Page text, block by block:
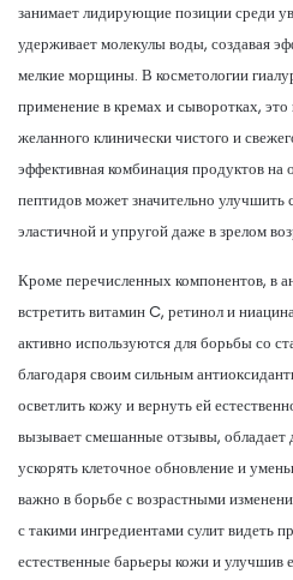
занимает лидирующие позиции среди
удерживает молекулы воды, создавая
мелкие морщины. В косметологии
применение в кремах и сыворотках,
желанного клинически чистого и
эффективная комбинация продуктов на
пептидов может значительно улучшить
эластичной и упругой даже в зрелом
Кроме перечисленных компонентов, в
встретить витамин C, ретинол и
активно используются для борьбы со
благодаря своим сильным
осветлить кожу и вернуть ей
вызывает смешанные отзывы, обладает
ускорять клеточное обновление и
важно в борьбе с возрастными
с такими ингредиентами сулит видеть
естественные барьеры кожи и улучшив